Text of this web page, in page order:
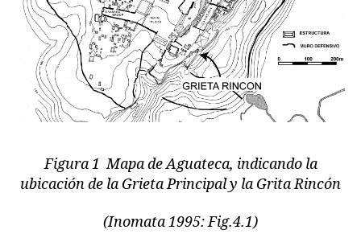
Figura 1 Mapa de Aguateca, indicando la
ubicación de la Grieta Principal y la Grita Rincón
(Inomata 1995: Fig.4.1)